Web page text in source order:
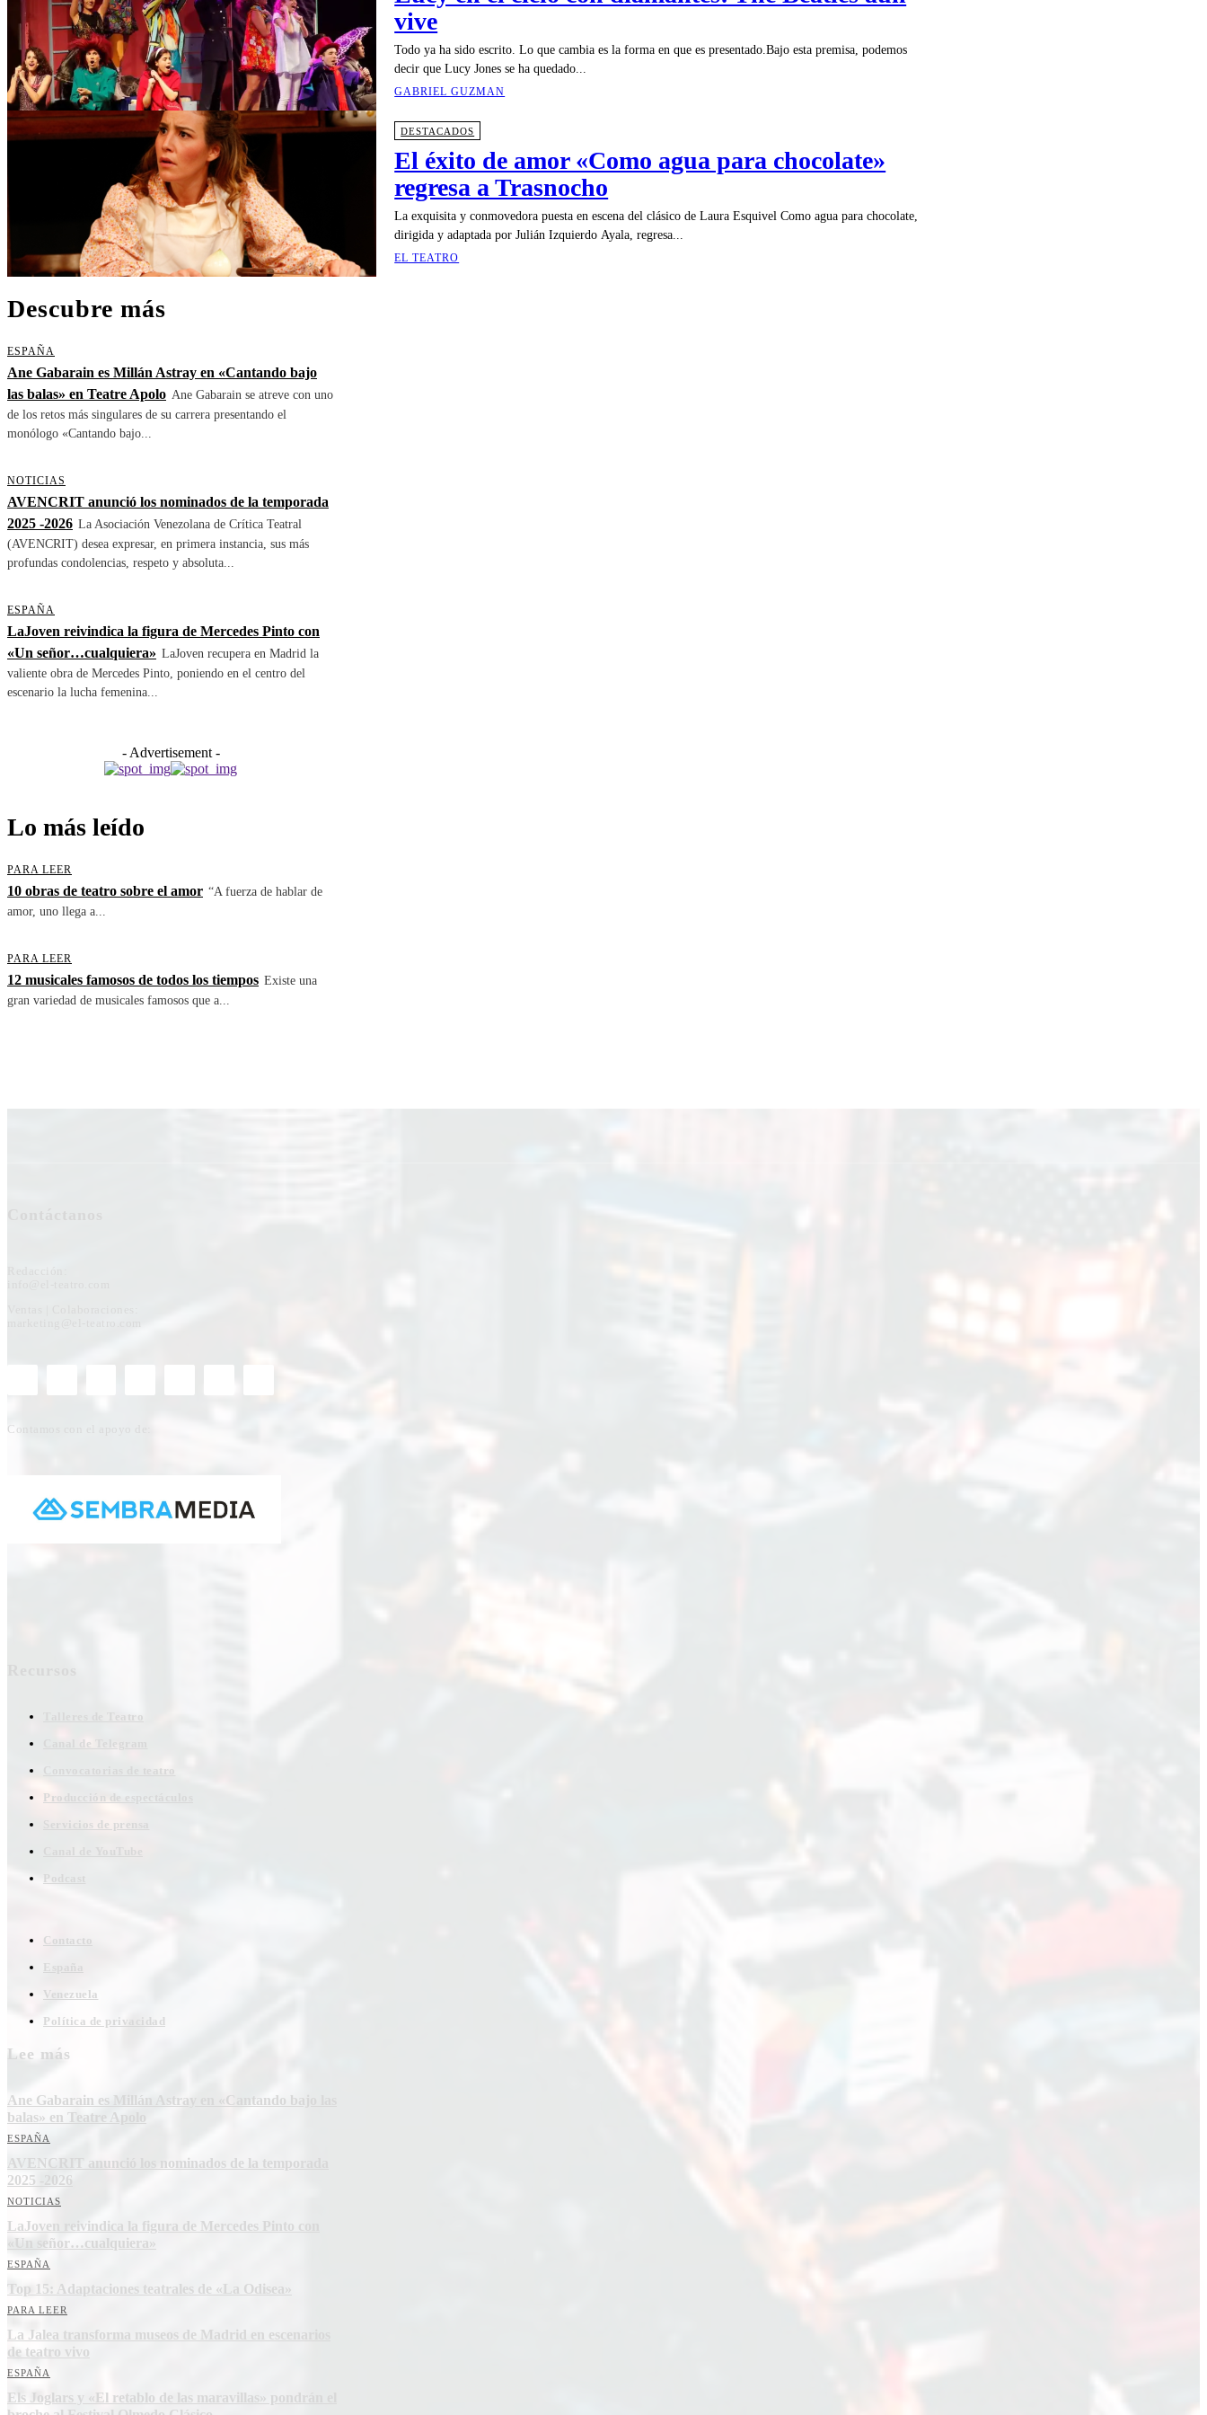
vive
Todo ya ha sido escrito. Lo que cambia es la forma en que es presentado.Bajo esta premisa, podemos
decir que Lucy Jones se ha quedado...
GABRIEL GUZMAN
DESTACADOS
El éxito de amor «Como agua para chocolate»
regresa a Trasnocho
La exquisita y conmovedora puesta en escena del clásico de Laura Esquivel Como agua para chocolate,
dirigida y adaptada por Julián Izquierdo Ayala, regresa...
EL TEATRO
Descubre más
ESPAÑA
Ane Gabarain es Millán Astray en «Cantando bajo
las balas» en Teatre Apolo Ane Gabarain se atreve con uno
de los retos más singulares de su carrera presentando el
monólogo «Cantando bajo...
NOTICIAS
AVENCRIT anunció los nominados de la temporada
2025 -2026 La Asociación Venezolana de Crítica Teatral
(AVENCRIT) desea expresar, en primera instancia, sus más
profundas condolencias, respeto y absoluta...
ESPAÑA
LaJoven reivindica la figura de Mercedes Pinto con
«Un señor…cualquiera» LaJoven recupera en Madrid la
valiente obra de Mercedes Pinto, poniendo en el centro del
escenario la lucha femenina...
- Advertisement -
Lo más leído
PARA LEER
10 obras de teatro sobre el amor “A fuerza de hablar de
amor, uno llega a...
PARA LEER
12 musicales famosos de todos los tiempos Existe una
gran variedad de musicales famosos que a...
Redacción:
Contamos con el apoyo de:
Recursos
Talleres de Teatro
Canal de Telegram
Convocatorias de teatro
Producción de espectáculos
Servicios de prensa
Canal de YouTube
Podcast
Contacto
España
Venezuela
Política de privacidad
Lee más
Ane Gabarain es Millán Astray en «Cantando bajo las
balas» en Teatre Apolo
ESPAÑA
AVENCRIT anunció los nominados de la temporada
2025 -2026
NOTICIAS
LaJoven reivindica la figura de Mercedes Pinto con
«Un señor…cualquiera»
ESPAÑA
Top 15: Adaptaciones teatrales de «La Odisea»
PARA LEER
La Jalea transforma museos de Madrid en escenarios
de teatro vivo
ESPAÑA
Els Joglars y «El retablo de las maravillas» pondrán el